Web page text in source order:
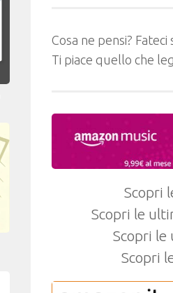
Cosa ne pensi?
Ti piace quello che
Scopri
Scopri le
Scopri le
Scopri